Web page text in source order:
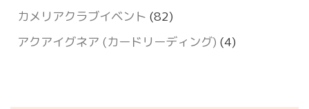
カメリアクラブイベント (82)
アクアイグネア (カードリーディング) (4)